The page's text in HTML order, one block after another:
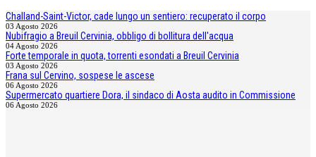
Challand-Saint-Victor, cade lungo un sentiero: recuperato il corpo
03 Agosto 2026
Nubifragio a Breuil Cervinia, obbligo di bollitura dell'acqua
04 Agosto 2026
Forte temporale in quota, torrenti esondati a Breuil Cervinia
03 Agosto 2026
Frana sul Cervino, sospese le ascese
06 Agosto 2026
Supermercato quartiere Dora, il sindaco di Aosta audito in Commissione
06 Agosto 2026